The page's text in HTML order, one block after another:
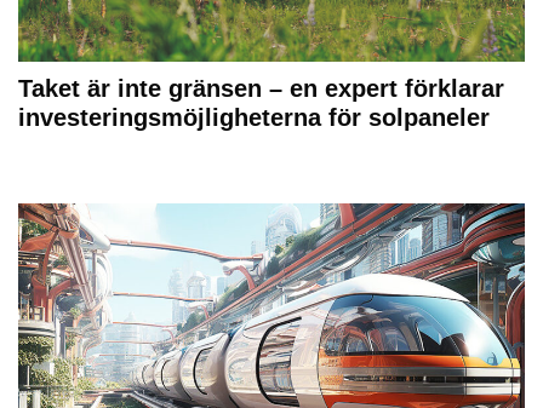
Taket är inte gränsen – en expert förklarar
investeringsmöjligheterna för solpaneler